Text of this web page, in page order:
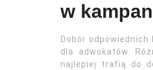
w
Dobór
dla adwokatów.
najlepiej trafią do